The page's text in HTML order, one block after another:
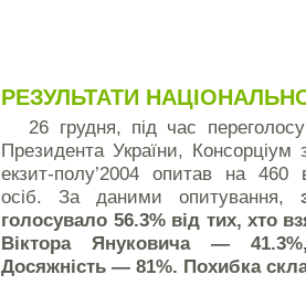
РЕЗУЛЬТАТИ
26 грудня, під час
Президента України, Кон­сор­ціум
екзит-полу’2004 опитав на 460
осіб. За даними опитування,
голосувало 56.3% від тих, хто
Віктора Януковича —
Досяжність — 81%. Похибка